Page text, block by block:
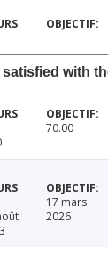
satisfied with
70.00
17 mars
2026